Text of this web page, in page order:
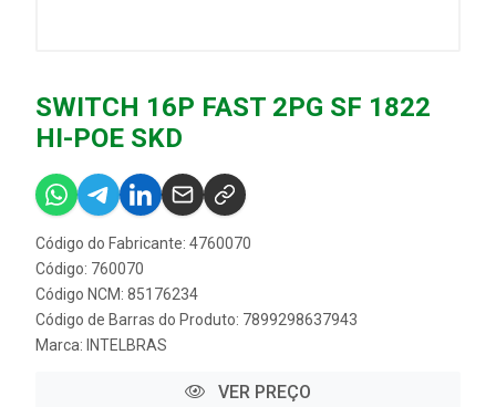
SWITCH 16P FAST 2PG SF 1822
HI-POE SKD
Código do Fabricante: 4760070
Código: 760070
Código NCM: 85176234
Código de Barras do Produto: 7899298637943
Marca: INTELBRAS
VER PREÇO